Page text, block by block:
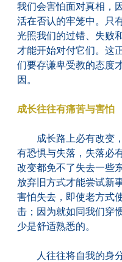
我们会害怕面对真相，
活在否认的牢笼中。只
光照我们的过错、失败
才能开始对付它们。这
们要存谦卑受教的态度
因。
成长往往有痛苦与害怕
成长路上必有改变
有恐惧与失落，失落必
改变都免不了失去一些
放弃旧方式才能尝试新
害怕失去，即使老方式
击；因为就如同我们穿
少是舒适熟悉的。
人往往将自我的身